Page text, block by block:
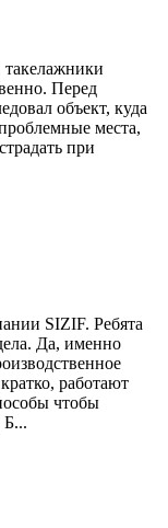
такелажники
Перед
объект, куда
места,
при
SIZIF. Ребята
Да, именно
работают
чтобы
Б...